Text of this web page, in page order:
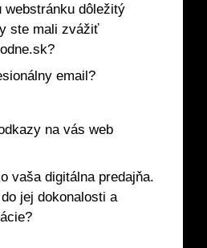
webstránku dôležitý
ste mali zvážiť
email?
na vás web
vaša digitálna predajňa.
jej dokonalosti a